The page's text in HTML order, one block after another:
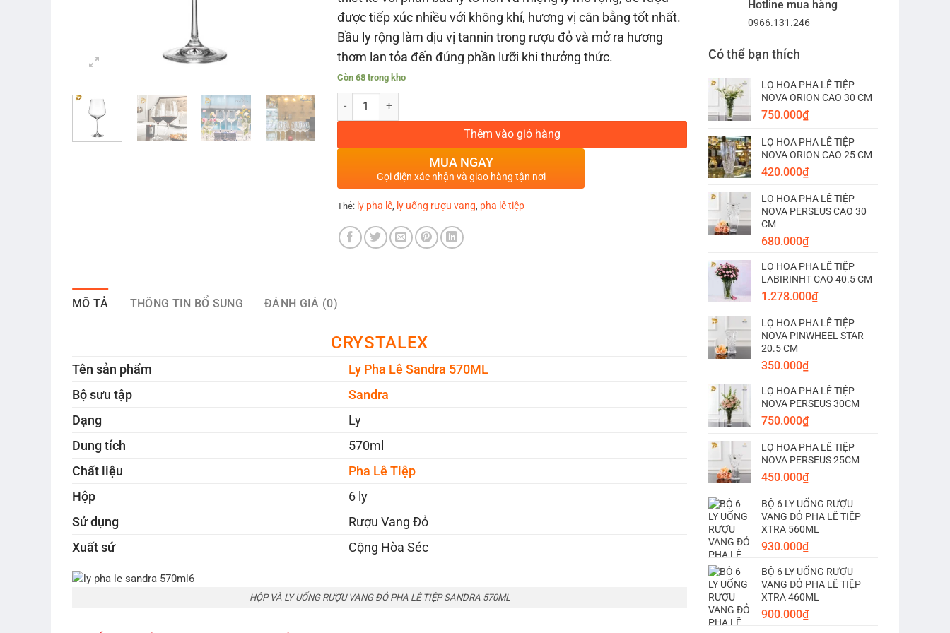
Hotline mua hàng
0966.131.246
Có thể bạn thích
LỌ HOA PHA LÊ TIỆP
NOVA ORION CAO 30 CM
750.000₫
LỌ HOA PHA LÊ TIỆP
NOVA ORION CAO 25 CM
420.000₫
LỌ HOA PHA LÊ TIỆP
NOVA PERSEUS CAO 30
CM
680.000₫
LỌ HOA PHA LÊ TIỆP
LABIRINHT CAO 40.5 CM
1.278.000₫
LỌ HOA PHA LÊ TIỆP
NOVA PINWHEEL STAR
20.5 CM
350.000₫
LỌ HOA PHA LÊ TIỆP
NOVA PERSEUS 30CM
750.000₫
LỌ HOA PHA LÊ TIỆP
NOVA PERSEUS 25CM
450.000₫
BỘ 6 LY UỐNG RƯỢU
VANG ĐỎ PHA LÊ TIỆP
XTRA 560ML
930.000₫
BỘ 6 LY UỐNG RƯỢU
VANG ĐỎ PHA LÊ TIỆP
XTRA 460ML
900.000₫
được tiếp xúc nhiều với không khí, hương vị cân bằng tốt nhất.
Bầu ly rộng làm dịu vị tannin trong rượu đỏ và mở ra hương
thơm lan tỏa đến đúng phần lưỡi khi thưởng thức.
Còn 68 trong kho
BỘ 6 LY UỐNG RƯỢU VANG ĐỎ PHA LÊ TIỆP SANDRA 570ML số lượng
Thêm vào giỏ hàng
MUA NGAY
Gọi điện xác nhận và giao hàng tận nơi
Thẻ: ly pha lê ly uống rượu vang pha lê tiệp
MÔ TẢ THÔNG TIN BỔ SUNG ĐÁNH GIÁ (0)
CRYSTALEX
Tên sản phẩm
Ly Pha Lê Sandra 570ML
Bộ sưu tập
Sandra
Dạng
Ly
Dung tích
570ml
Chất liệu
Pha Lê Tiệp
Hộp
6 ly
Sử dụng
Rượu Vang Đỏ
Xuất sứ
Cộng Hòa Séc
HỘP VÀ LY UỐNG RƯỢU VANG ĐỎ PHA LÊ TIỆP SANDRA 570ML